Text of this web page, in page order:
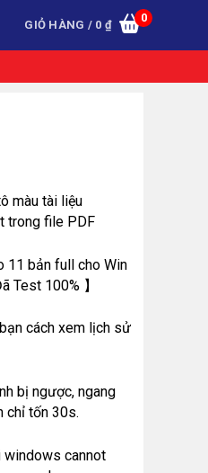
GIỎ HÀNG / 0 ₫
0
màu tài liệu
trong file PDF
11 bản full cho Win
Test 100% 】
cách xem lịch sử
bị ngược, ngang
chỉ tốn 30s.
windows cannot